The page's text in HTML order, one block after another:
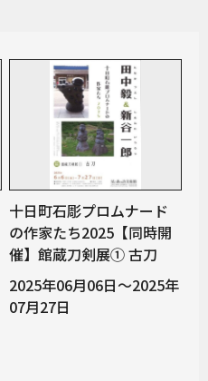
十日町石彫プロムナード
の作家たち2025【同時開
催】館蔵刀剣展① 古刀
2025年06月06日～2025年
07月27日